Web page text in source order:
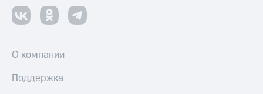
О компании
Поддержка